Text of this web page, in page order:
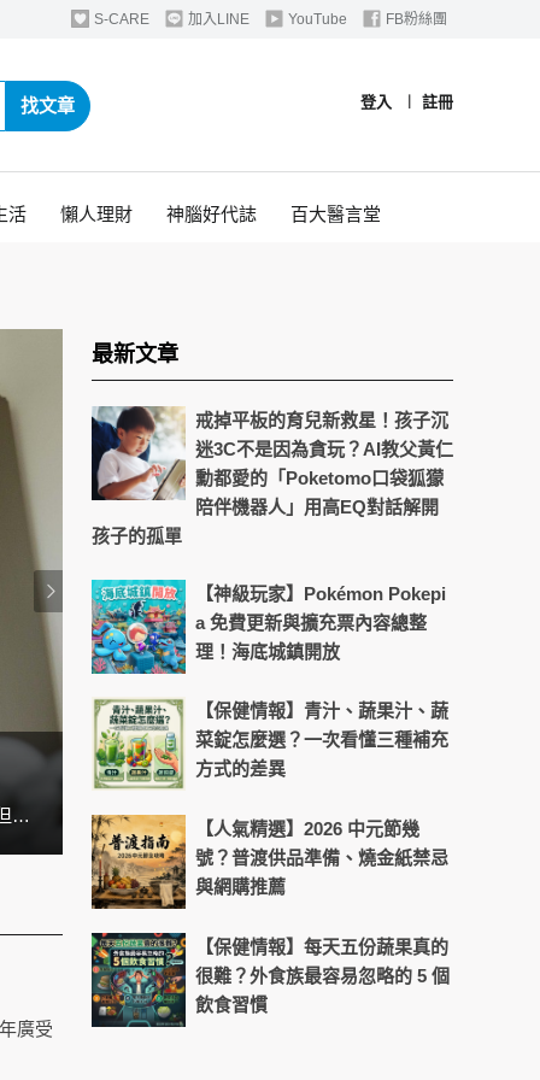
S-CARE 加入LINE YouTube FB粉絲團
登入 註冊
找文章
活 懶人理財 神腦好代誌 百大醫言堂
在台灣，許多上班族、雙薪家庭、學生，幾乎天天都在外食。早餐是便利商店、午餐買便當、晚餐就叫外送。看似方便，但吃久了不是油膩過量、就是營養失衡，很多人都想吃得健康，但就是沒辦法。 其實根本問題不是「想不想煮」，而是 「煮飯耗時太長」。這也是為什麼近幾年廚房小家電愈來愈受到歡迎，因為它們能把「煮飯」變得更快速、簡單，甚至比外食還要方便。
天天盯螢幕好累？4招找回晶亮舒
廣受
最新文章
戒掉平板的育兒新救星！孩子沉
迷3C不是因為貪玩？AI教父黃仁
勳都愛的「Poketomo口袋狐獴
陪伴機器人」用高EQ對話解開
孩子的孤單
【神級玩家】Pokémon Pokepi
a 免費更新與擴充票內容總整
理！海底城鎮開放
【保健情報】青汁、蔬果汁、蔬
菜錠怎麼選？一次看懂三種補充
方式的差異
【人氣精選】2026 中元節幾
號？普渡供品準備、燒金紙禁忌
與網購推薦
【保健情報】每天五份蔬果真的
很難？外食族最容易忽略的 5 個
飲食習慣